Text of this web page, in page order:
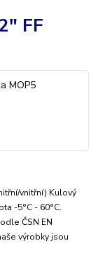
FF
vnitřní) Kulový
-5°C - 60°C.
ČSN EN
výrobky jsou